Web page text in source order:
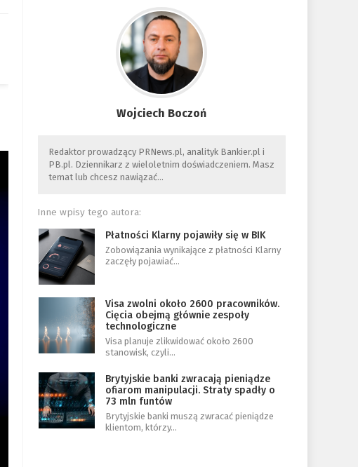
Wojciech Boczoń
Redaktor prowadzący PRNews.pl, analityk Bankier.pl i
PB.pl. Dziennikarz z wieloletnim doświadczeniem. Masz
temat lub chcesz nawiązać…
Inne wpisy tego autora:
Płatności Klarny pojawiły się w BIK
Zobowiązania wynikające z płatności Klarny
zaczęły pojawiać…
Visa zwolni około 2600 pracowników.
Cięcia obejmą głównie zespoły
technologiczne
Visa planuje zlikwidować około 2600
stanowisk, czyli…
Brytyjskie banki zwracają pieniądze
ofiarom manipulacji. Straty spadły o
73 mln funtów
Brytyjskie banki muszą zwracać pieniądze
klientom, którzy…